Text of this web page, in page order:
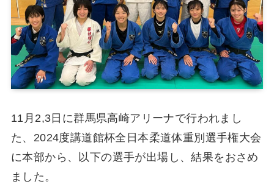
11月2,3日に群馬県高崎アリーナで行われまし
た、2024度講道館杯全日本柔道体重別選手権大会
に本部から、以下の選手が出場し、結果をおさめ
ました。